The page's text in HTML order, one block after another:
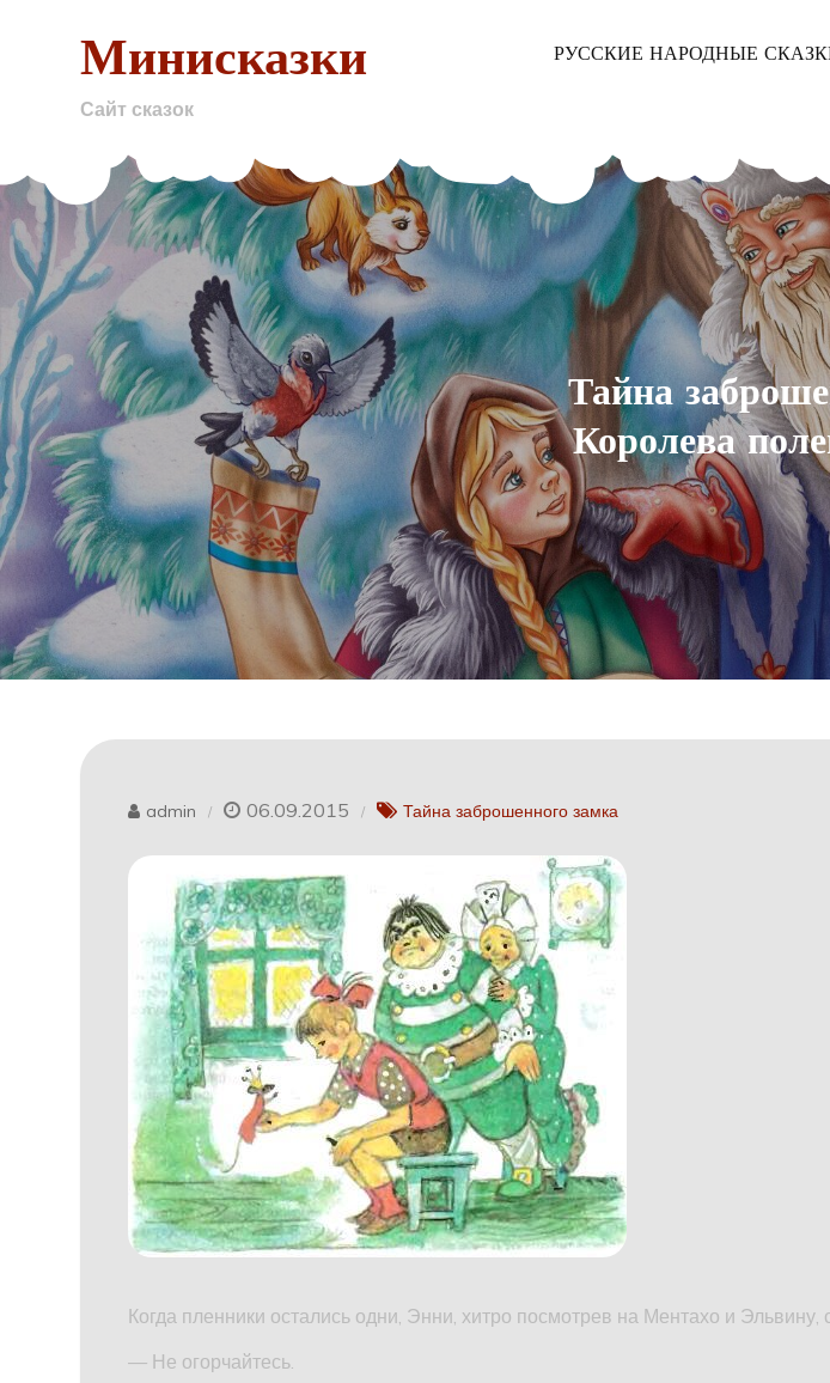
Минисказки
Сайт сказок
РУССКИЕ НАРОДНЫЕ
Тайна
Королева
admin 06.09.2015 Тайна заброшенного замка
Когда пленники остались одни, Энни, хитро посмотрев на Ментахо и Эльвину,
— Не огорчайтесь.